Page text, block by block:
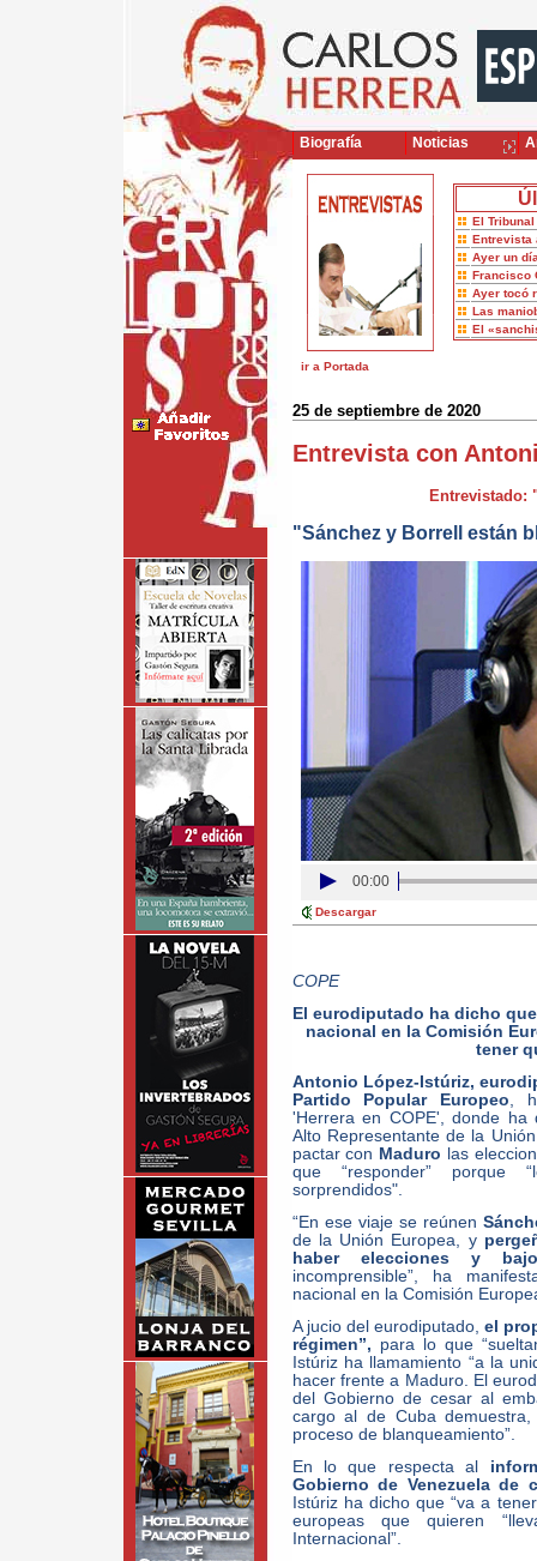
El
Entrevista
Ayer un
Francisco
Ayer tocó
Las
El
ir a Portada
25 de septiembre de 2020
Entrevista con
Entrevistado:
"Sánchez y Borrell están
00:00
Descargar
COPE
El eurodiputado ha dicho
nacional en la Comisión
tener
Antonio López-Istúriz,
Partido Popular Europeo,
'Herrera en COPE', donde
Alto Representante de la
pactar con Maduro las
que “responder” porque
sorprendidos".
“En ese viaje se reúnen
de la Unión Europea, y
haber elecciones y
incomprensible”, ha
nacional en la Comisión
A jucio del eurodiputado, el
régimen”, para lo que
Istúriz ha llamamiento “a la
hacer frente a Maduro. El
del Gobierno de cesar al
cargo al de Cuba
proceso de blanqueamiento”.
En lo que respecta al
Gobierno de Venezuela de
Istúriz ha dicho que “va a
europeas que quieren
Internacional”.
Biografía Noticias